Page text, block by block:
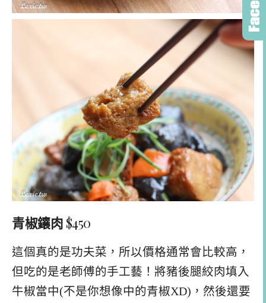
青椒鑲肉 $450
這個真的是功夫菜，所以價格通常會比較高，
但吃的是老師傅的手工藝！將豬後腿絞肉填入
牛椒當中(不是你想像中的青椒XD)，然後還要